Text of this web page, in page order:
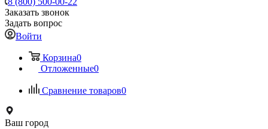
Заказать звонок
Задать вопрос
Войти
Корзина0
Отложенные0
Сравнение товаров0
Ваш город